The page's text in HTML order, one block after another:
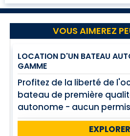
VOUS AIMEREZ
LOCATION D'UN BATEAU
GAMME
Profitez de la liberté de
bateau de première
autonome - aucun
!
EXPLORER